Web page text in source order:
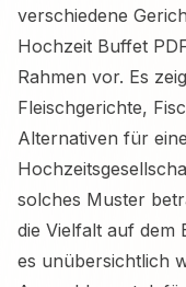
verschiedene
Hochzeit Buffet
Rahmen vor. Es
Fleischgerichte,
Alternativen für
solches Muster
die Vielfalt auf dem
es unübersichtlich